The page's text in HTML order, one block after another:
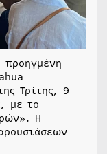
Τρίτης, 9
με το
Η